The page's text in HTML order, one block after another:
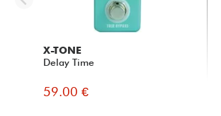
X-TONE
Delay Time
59.00 €